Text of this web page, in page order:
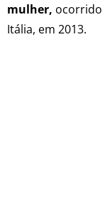
mulher, ocorrido
Itália, em 2013.